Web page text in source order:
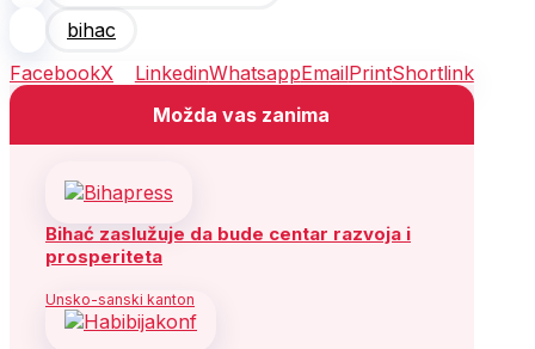
bihac
FacebookX LinkedinWhatsappEmailPrintShortlink
Možda vas zanima
Bihać zaslužuje da bude centar razvoja i
prosperiteta
Unsko-sanski kanton